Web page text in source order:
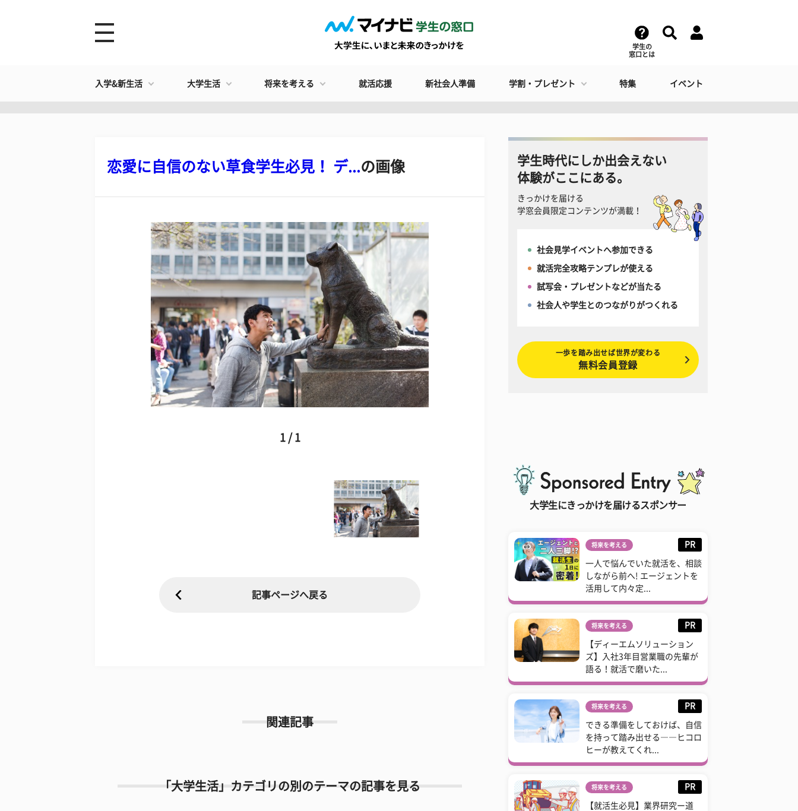
学生の
窓口とは
入学&新生活 大学生活 将来を考える 就活応援 新社会人準備 学割・プレゼント 特集 イベント
恋愛に自信のない草食学生必見！ デ...の画像
1 / 1
記事ページへ戻る
関連記事
「大学生活」カテゴリの別のテーマの記事を見る
学生時代にしか出会えない
体験がここにある。
きっかけを届ける
学窓会員限定コンテンツが満載！
社会見学イベントへ参加できる
就活完全攻略テンプレが使える
試写会・プレゼントなどが当たる
社会人や学生とのつながりがつくれる
一歩を踏み出せば世界が変わる
無料会員登録
大学生にきっかけを届けるスポンサー
将来を考える PR
一人で悩んでいた就活を、相談
しながら前へ! エージェントを
活用して内々定...
将来を考える PR
【ディーエムソリューション
ズ】入社3年目営業職の先輩が
語る！就活で磨いた...
将来を考える PR
できる準備をしておけば、自信
を持って踏み出せる――ヒコロ
ヒーが教えてくれ...
将来を考える PR
【就活生必見】業界研究ー道